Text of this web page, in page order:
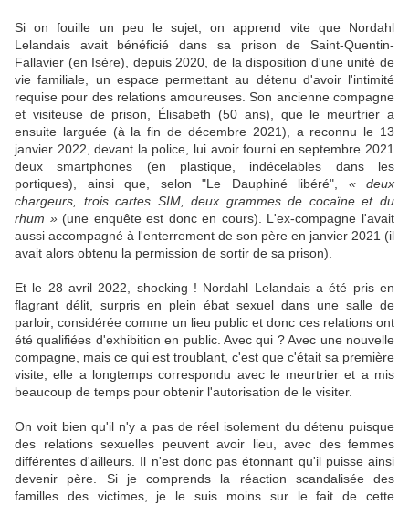
Si on fouille un peu le sujet, on apprend vite que Nordahl
Lelandais avait bénéficié dans sa prison de Saint-Quentin-
Fallavier (en Isère), depuis 2020, de la disposition d'une unité de
vie familiale, un espace permettant au détenu d'avoir l'intimité
requise pour des relations amoureuses. Son ancienne compagne
et visiteuse de prison, Élisabeth (50 ans), que le meurtrier a
ensuite larguée (à la fin de décembre 2021), a reconnu le 13
janvier 2022, devant la police, lui avoir fourni en septembre 2021
deux smartphones (en plastique, indécelables dans les
portiques), ainsi que, selon "Le Dauphiné libéré", « deux
chargeurs, trois cartes SIM, deux grammes de cocaïne et du
rhum »(une enquête est donc en cours). L'ex-compagne l'avait
aussi accompagné à l'enterrement de son père en janvier 2021 (il
avait alors obtenu la permission de sortir de sa prison).
Et le 28 avril 2022, shocking ! Nordahl Lelandais a été pris en
flagrant délit, surpris en plein ébat sexuel dans une salle de
parloir, considérée comme un lieu public et donc ces relations ont
été qualifiées d'exhibition en public. Avec qui ? Avec une nouvelle
compagne, mais ce qui est troublant, c'est que c'était sa première
visite, elle a longtemps correspondu avec le meurtrier et a mis
beaucoup de temps pour obtenir l'autorisation de le visiter.
On voit bien qu'il n'y a pas de réel isolement du détenu puisque
des relations sexuelles peuvent avoir lieu, avec des femmes
différentes d'ailleurs. Il n'est donc pas étonnant qu'il puisse ainsi
devenir père. Si je comprends la réaction scandalisée des
familles des victimes, je le suis moins sur le fait de cette